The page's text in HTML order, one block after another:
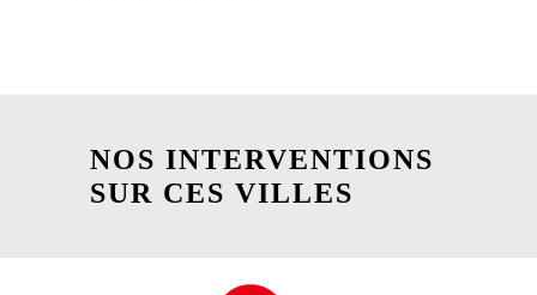
NOS INTERVENTIONS
SUR CES VILLES